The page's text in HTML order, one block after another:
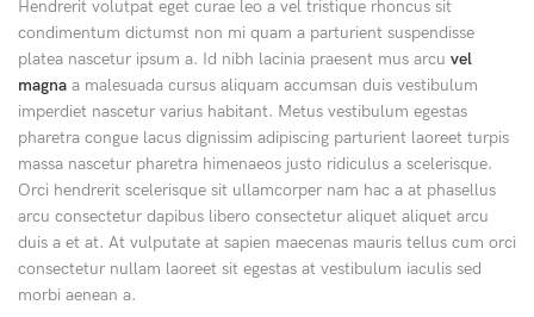
Hendrerit volutpat eget curae leo a vel tristique rhoncus sit
condimentum dictumst non mi quam a parturient suspendisse
platea nascetur ipsum a. Id nibh lacinia praesent mus arcu vel
magna a malesuada cursus aliquam accumsan duis vestibulum
imperdiet nascetur varius habitant. Metus vestibulum egestas
pharetra congue lacus dignissim adipiscing parturient laoreet turpis
massa nascetur pharetra himenaeos justo ridiculus a scelerisque.
Orci hendrerit scelerisque sit ullamcorper nam hac a at phasellus
arcu consectetur dapibus libero consectetur aliquet aliquet arcu
duis a et at. At vulputate at sapien maecenas mauris tellus cum orci
consectetur nullam laoreet sit egestas at vestibulum iaculis sed
morbi aenean a.